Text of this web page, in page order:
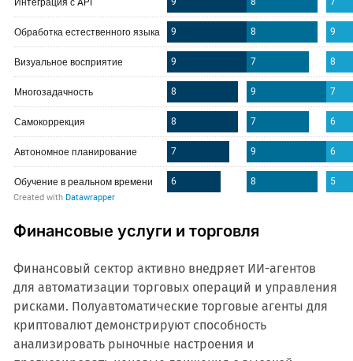
Финансовые услуги и торговля
Финансовый сектор активно внедряет ИИ-агентов
для автоматизации торговых операций и управления
рисками. Полуавтоматические торговые агенты для
криптовалют демонстрируют способность
анализировать рыночные настроения и